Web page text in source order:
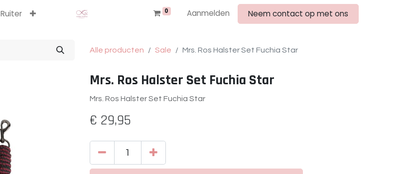
0 Aanmelden Neem contact op met ons
Ruiter
Alle producten Sale Mrs. Ros Halster Set Fuchia Star
Mrs. Ros Halster Set Fuchia Star
Mrs. Ros Halster Set Fuchia Star
€ 29,95